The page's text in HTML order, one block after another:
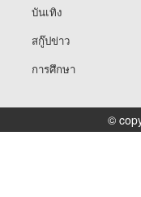
บันเทิง
สกู๊ปข่าว
การศึกษา
©